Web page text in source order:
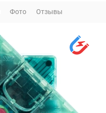
Фото Отзывы